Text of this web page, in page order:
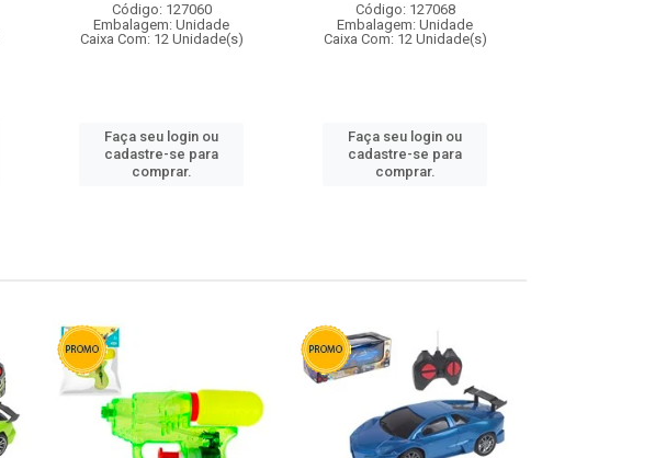
Código: 127060
Embalagem: Unidade
Caixa Com: 12 Unidade(s)
Faça seu login ou
cadastre-se para
comprar.
Código: 127068
Embalagem: Unidade
Caixa Com: 12 Unidade(s)
Faça seu login ou
cadastre-se para
comprar.